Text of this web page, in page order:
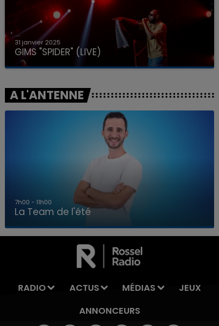
LA TEAM DE L'ÉTÉ
31 janvier 2025
GIMS "SPIDER" (LIVE)
A L'ANTENNE
7h00 - 11h00
La Team de l'été
RADIO ACTUS MÉDIAS
JEUX
ANNONCEURS